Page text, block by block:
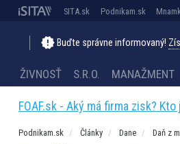
SITA.sk Podnikam.sk
Buďte správne informovaný!
ŽIVNOSŤ S.R.O. MANAŽMENT
FOAF.sk - Aký má firma zisk?
Podnikam.sk Články Dane Daň z